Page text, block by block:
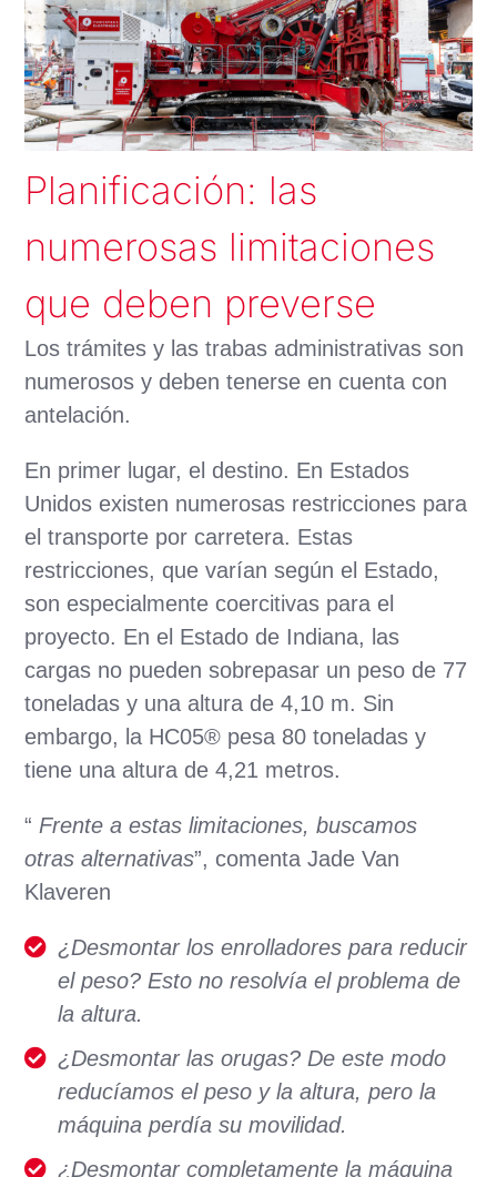
Planificación: las
numerosas limitaciones
que deben preverse
Los trámites y las trabas administrativas son
numerosos y deben tenerse en cuenta con
antelación.
En primer lugar, el destino. En Estados
Unidos existen numerosas restricciones para
el transporte por carretera. Estas
restricciones, que varían según el Estado,
son especialmente coercitivas para el
proyecto. En el Estado de Indiana, las
cargas no pueden sobrepasar un peso de 77
toneladas y una altura de 4,10 m. Sin
embargo, la HC05® pesa 80 toneladas y
tiene una altura de 4,21 metros.
“ Frente a estas limitaciones, buscamos
otras alternativas”, comenta Jade Van
Klaveren
¿Desmontar los enrolladores para reducir
el peso? Esto no resolvía el problema de
la altura.
¿Desmontar las orugas? De este modo
reducíamos el peso y la altura, pero la
máquina perdía su movilidad.
¿Desmontar completamente la máquina